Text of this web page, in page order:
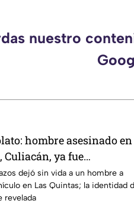
nuestro
hombre asesinado en
Culiacán, ya fue
dejó sin vida a un hombre a
en Las Quintas; la identidad
revelada